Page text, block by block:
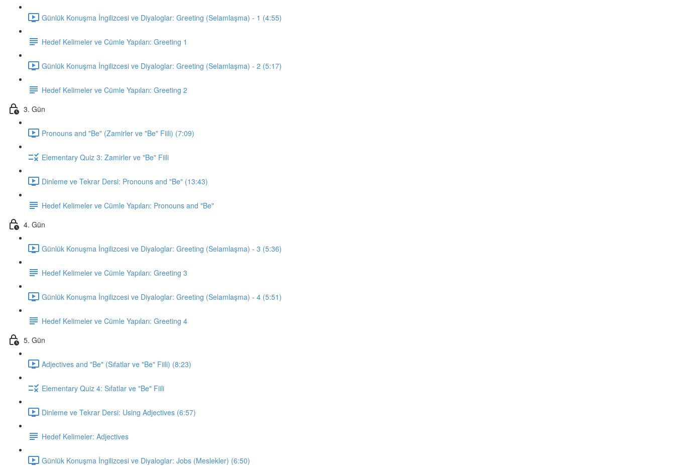
Günlük Konuşma İngilizcesi ve Diyaloglar: Greeting (Selamlaşma) - 1 (4:55)
Hedef Kelimeler ve Cümle Yapıları: Greeting 1
Günlük Konuşma İngilizcesi ve Diyaloglar: Greeting (Selamlaşma) - 2 (5:17)
Hedef Kelimeler ve Cümle Yapıları: Greeting 2
3. Gün
Pronouns and "Be" (Zamirler ve "Be" Fiili) (7:09)
Elementary Quiz 3: Zamirler ve "Be" Fiili
Dinleme ve Tekrar Dersi: Pronouns and "Be" (13:43)
Hedef Kelimeler ve Cümle Yapıları: Pronouns and "Be"
4. Gün
Günlük Konuşma İngilizcesi ve Diyaloglar: Greeting (Selamlaşma) - 3 (5:36)
Hedef Kelimeler ve Cümle Yapıları: Greeting 3
Günlük Konuşma İngilizcesi ve Diyaloglar: Greeting (Selamlaşma) - 4 (5:51)
Hedef Kelimeler ve Cümle Yapıları: Greeting 4
5. Gün
Adjectives and "Be" (Sıfatlar ve "Be" Fiili) (8:23)
Elementary Quiz 4: Sıfatlar ve "Be" Fiili
Dinleme ve Tekrar Dersi: Using Adjectives (6:57)
Hedef Kelimeler: Adjectives
Günlük Konuşma İngilizcesi ve Diyaloglar: Jobs (Meslekler) (6:50)